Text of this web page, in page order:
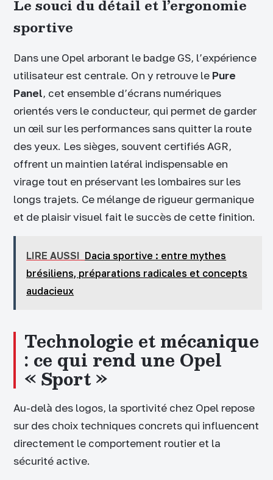
Le souci du détail et l’ergonomie
sportive
Dans une Opel arborant le badge GS, l’expérience
utilisateur est centrale. On y retrouve le Pure
Panel, cet ensemble d’écrans numériques
orientés vers le conducteur, qui permet de garder
un œil sur les performances sans quitter la route
des yeux. Les sièges, souvent certifiés AGR,
offrent un maintien latéral indispensable en
virage tout en préservant les lombaires sur les
longs trajets. Ce mélange de rigueur germanique
et de plaisir visuel fait le succès de cette finition.
LIRE AUSSI Dacia sportive : entre mythes
brésiliens, préparations radicales et concepts
audacieux
Technologie et mécanique
: ce qui rend une Opel
« Sport »
Au-delà des logos, la sportivité chez Opel repose
sur des choix techniques concrets qui influencent
directement le comportement routier et la
sécurité active.